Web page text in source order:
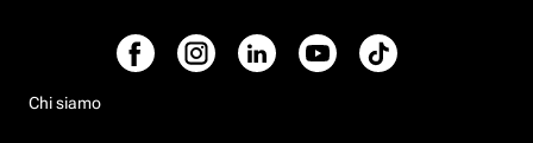
Chi siamo